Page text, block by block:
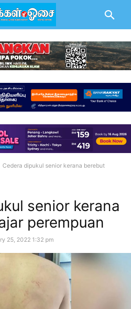
Cedera dipukul senior kerana berebut
senior kerana
perempuan
25, 2022 1:32 pm